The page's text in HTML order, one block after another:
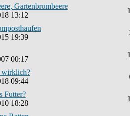
Gartenbrombeere
13:12
19:39
00:17
wirklich?
09:44
Futter?
18:28